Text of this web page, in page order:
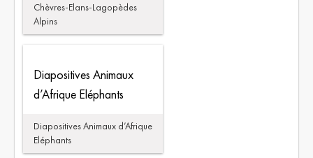
Chèvres-Elans-Lagopèdes
Alpins
Diapositives Animaux
d’Afrique Eléphants
Diapositives Animaux d’Afrique
Eléphants